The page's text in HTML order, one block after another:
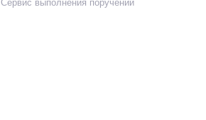
Сервис выполнения поручений